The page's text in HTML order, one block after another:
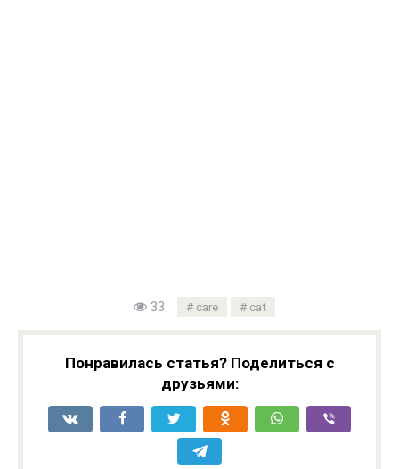
33 care cat
Понравилась статья? Поделиться с
друзьями: